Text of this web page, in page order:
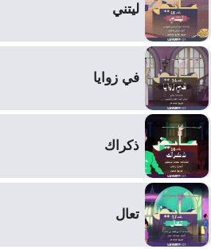
ليتني
في زوايا
ذكراك
تعال